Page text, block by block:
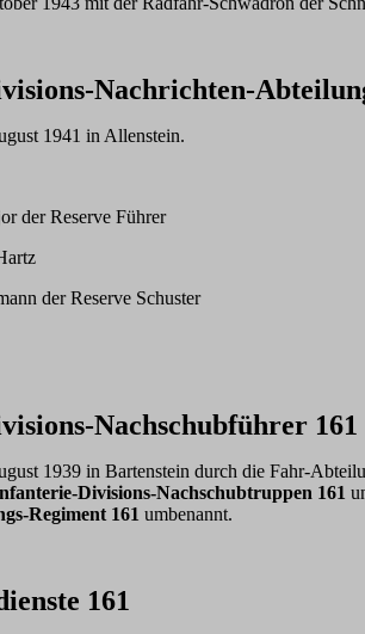
Nachrichten-
1941 in Allenstein.
der Reserve Führer
der Reserve Schuster
Nachschubführer 161
1939 in Bartenstein durch die Fahr-
Divisions-Nachschubtruppen 161
Regiment 161 umbenannt.
161